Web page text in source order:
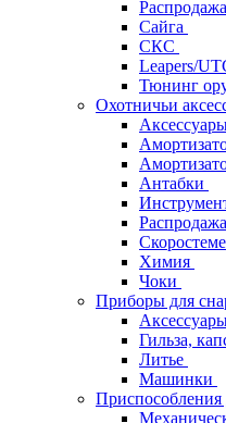
Сайга
СКС
Leapers/
Тюнинг
Охотничьи
Антабки
Химия
Чоки
Приборы для
Гильза,
Литье
Машинки
Приспособления